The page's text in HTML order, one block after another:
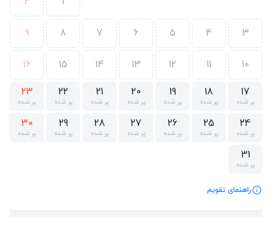
3
4
5
6
7
8
9
10
11
12
13
14
15
16
17
پر شده
18
پر شده
19
پر شده
20
پر شده
21
پر شده
22
پر شده
23
پر شده
24
پر شده
25
پر شده
26
پر شده
27
پر شده
28
پر شده
29
پر شده
30
پر شده
31
پر شده
راهنمای تقویم